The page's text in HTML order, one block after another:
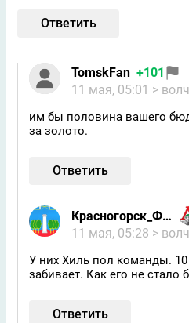
Ответить
TomskFan +101
11 мая, 05:01 >
им бы половина вашего
за золото.
Ответить
Красногорск_Фан
11 мая, 05:28 >
У них Хиль пол команды.
забивает. Как его не стало
Ответить